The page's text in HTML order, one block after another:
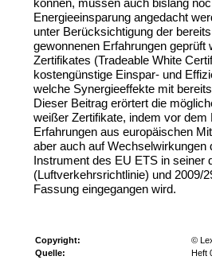
Energieeinsparung angedacht
unter Berücksichtigung der
gewonnenen Erfahrungen
Zertifikates (Tradeable White
kostengünstige Einspar- und
welche Synergieeffekte mit
Dieser Beitrag erörtert die
weißer Zertifikate, indem vor
Erfahrungen aus europäischen
aber auch auf
Instrument des EU ETS in seiner
(Luftverkehrsrichtlinie) und 2009/
Fassung eingegangen wird.
Copyright:
©
Quelle:
Heft